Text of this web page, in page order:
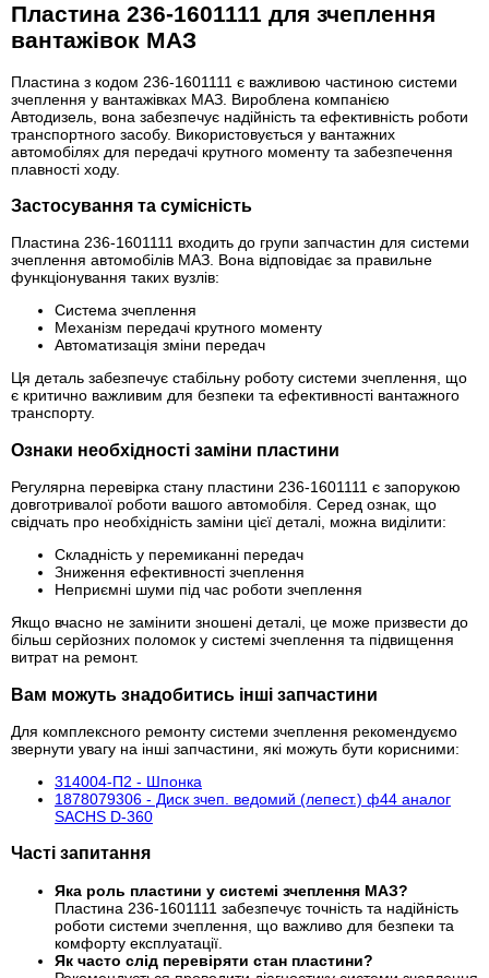
Пластина 236-1601111 для зчеплення
вантажівок МАЗ
Пластина з кодом 236-1601111 є важливою частиною системи
зчеплення у вантажівках МАЗ. Вироблена компанією
Автодизель, вона забезпечує надійність та ефективність роботи
транспортного засобу. Використовується у вантажних
автомобілях для передачі крутного моменту та забезпечення
плавності ходу.
Застосування та сумісність
Пластина 236-1601111 входить до групи запчастин для системи
зчеплення автомобілів МАЗ. Вона відповідає за правильне
функціонування таких вузлів:
Система зчеплення
Механізм передачі крутного моменту
Автоматизація зміни передач
Ця деталь забезпечує стабільну роботу системи зчеплення, що
є критично важливим для безпеки та ефективності вантажного
транспорту.
Ознаки необхідності заміни пластини
Регулярна перевірка стану пластини 236-1601111 є запорукою
довготривалої роботи вашого автомобіля. Серед ознак, що
свідчать про необхідність заміни цієї деталі, можна виділити:
Складність у перемиканні передач
Зниження ефективності зчеплення
Неприємні шуми під час роботи зчеплення
Якщо вчасно не замінити зношені деталі, це може призвести до
більш серйозних поломок у системі зчеплення та підвищення
витрат на ремонт.
Вам можуть знадобитись інші запчастини
Для комплексного ремонту системи зчеплення рекомендуємо
звернути увагу на інші запчастини, які можуть бути корисними:
314004-П2 - Шпонка
1878079306 - Диск зчеп. ведомий (лепест.) ф44 аналог
SACHS D-360
Часті запитання
Яка роль пластини у системі зчеплення МАЗ?
Пластина 236-1601111 забезпечує точність та надійність
роботи системи зчеплення, що важливо для безпеки та
комфорту експлуатації.
Як часто слід перевіряти стан пластини?